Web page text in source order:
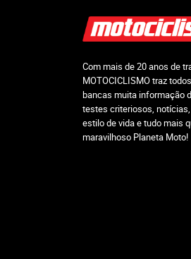
Com mais de 20 anos de
MOTOCICLISMO traz
bancas muita informação
testes criteriosos,
estilo de vida e tudo mais
maravilhoso Planeta Moto!